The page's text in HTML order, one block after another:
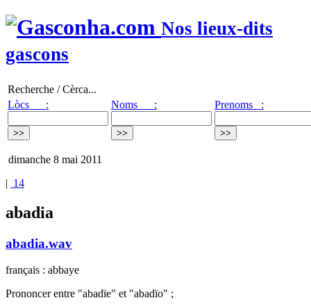
Nos lieux-dits
gascons
Recherche / Cèrca...
Lòcs :
Noms : Prenoms :
dimanche 8 mai 2011
| 14
abadia
abadia.wav
français : abbaye
Prononcer entre "abadïe" et "abadïo" ;